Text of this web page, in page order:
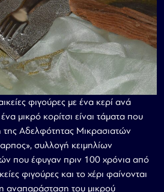
φιγούρες με ένα κερί ανά
μικρό κορίτσι είναι τάματα που
της Αδελφότητας Μικρασιατών
συλλογή κειμηλίων
που έφυγαν πριν 100 χρόνια από
φιγούρες και το χέρι φαίνονται
αναπαράσταση του μικρού